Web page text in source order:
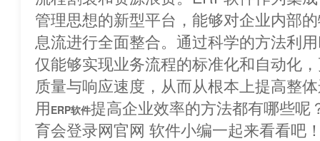
管理思想的新型平台，能够对企业内部
息流进行全面整合。通过科学的方法利
仅能够实现业务流程的标准化和自动化
质量与响应速度，从而从根本上提高整
用ERP软件提高企业效率的方法都有哪些呢
育会登录网官网 软件小编一起来看看吧